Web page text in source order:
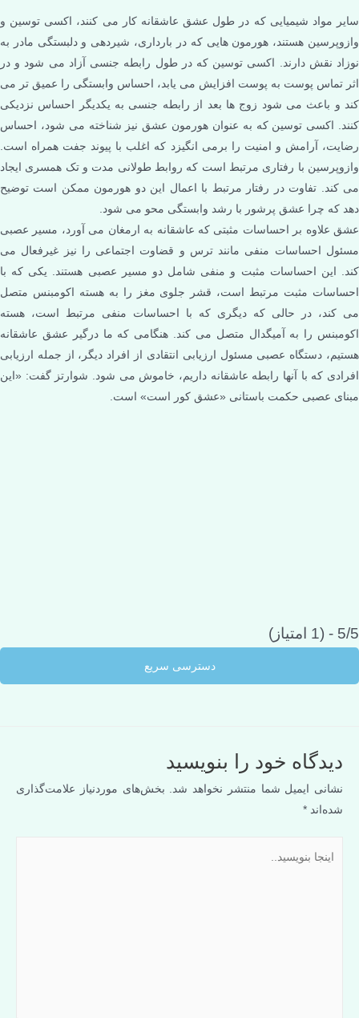
سایر مواد شیمیایی که در طول عشق عاشقانه کار می کنند، اکسی توسین و
وازوپرسین هستند، هورمون هایی که در بارداری، شیردهی و دلبستگی مادر به
نوزاد نقش دارند. اکسی توسین که در طول رابطه جنسی آزاد می شود و در
اثر تماس پوست به پوست افزایش می یابد، احساس وابستگی را عمیق تر می
کند و باعث می شود زوج ها بعد از رابطه جنسی به یکدیگر احساس نزدیکی
کنند. اکسی توسین که به عنوان هورمون عشق نیز شناخته می شود، احساس
رضایت، آرامش و امنیت را برمی انگیزد که اغلب با پیوند جفت همراه است.
وازوپرسین با رفتاری مرتبط است که روابط طولانی مدت و تک همسری ایجاد
می کند. تفاوت در رفتار مرتبط با اعمال این دو هورمون ممکن است توضیح
دهد که چرا عشق پرشور با رشد وابستگی محو می شود.
عشق علاوه بر احساسات مثبتی که عاشقانه به ارمغان می آورد، مسیر عصبی
مسئول احساسات منفی مانند ترس و قضاوت اجتماعی را نیز غیرفعال می
کند. این احساسات مثبت و منفی شامل دو مسیر عصبی هستند. یکی که با
احساسات مثبت مرتبط است، قشر جلوی مغز را به هسته اکومبنس متصل
می کند، در حالی که دیگری که با احساسات منفی مرتبط است، هسته
اکومبنس را به آمیگدال متصل می کند. هنگامی که ما درگیر عشق عاشقانه
هستیم، دستگاه عصبی مسئول ارزیابی انتقادی از افراد دیگر، از جمله ارزیابی
افرادی که با آنها رابطه عاشقانه داریم، خاموش می شود. شوارتز گفت: «این
مبنای عصبی حکمت باستانی «عشق کور است» است.
5/5 - (1 امتیاز)
دسترسی سریع
دیدگاه‌ خود را بنویسید
نشانی ایمیل شما منتشر نخواهد شد. بخش‌های موردنیاز علامت‌گذاری
شده‌اند *